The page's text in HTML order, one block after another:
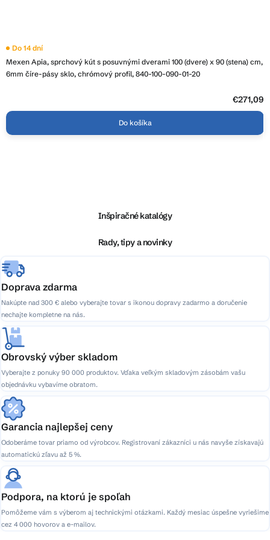
Mexen Apia, sprchový kút s posuvnými dverami 100 (dvere) x 90 (stena) cm,
6mm číre-pásy sklo, chrómový profil, 840-100-090-01-20
Do 14 dní
€271,09
Do košíka
e
Inšpiračné katalógy
Rady, tipy a novinky
Doprava zdarma
Nakúpte nad 300 € alebo vyberajte tovar s ikonou dopravy zadarmo a doručenie
nechajte kompletne na nás.
Obrovský výber skladom
Vyberajte z ponuky 90 000 produktov. Vďaka veľkým skladovým zásobám vašu
objednávku vybavíme obratom.
Garancia najlepšej ceny
Odoberáme tovar priamo od výrobcov. Registrovaní zákazníci u nás navyše získavajú
automatickú zľavu až 5 %.
Podpora, na ktorú je spoľah
Pomôžeme vám s výberom aj technickými otázkami. Každý mesiac úspešne vyriešime
cez 4 000 hovorov a e-mailov.